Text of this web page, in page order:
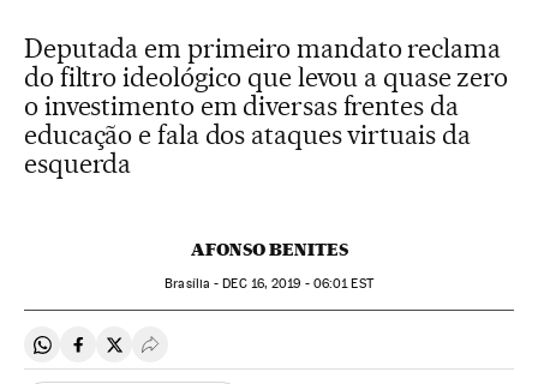
Deputada em primeiro mandato reclama
do filtro ideológico que levou a quase zero
o investimento em diversas frentes da
educação e fala dos ataques virtuais da
esquerda
AFONSO BENITES
Brasília -DEC16, 2019 - 06:01EST
Compartir en Whatsapp
Compartir en Facebook
Compartir en Twitter
Desplegar Redes Sociales